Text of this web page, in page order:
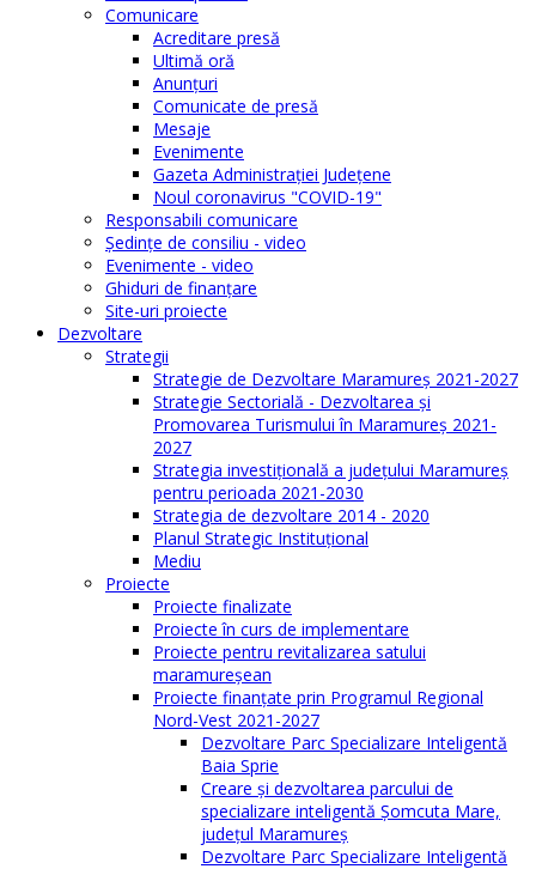
Comunicare
Acreditare presă
Ultimă oră
Anunţuri
Comunicate de presă
Mesaje
Evenimente
Gazeta Administraţiei Judeţene
Noul coronavirus "COVID-19"
Responsabili comunicare
Şedinţe de consiliu - video
Evenimente - video
Ghiduri de finanţare
Site-uri proiecte
Dezvoltare
Strategii
Strategie de Dezvoltare Maramureș 2021-2027
Strategie Sectorială - Dezvoltarea și
Promovarea Turismului în Maramureș 2021-
2027
Strategia investiţională a județului Maramureș
pentru perioada 2021-2030
Strategia de dezvoltare 2014 - 2020
Planul Strategic Instituţional
Mediu
Proiecte
Proiecte finalizate
Proiecte în curs de implementare
Proiecte pentru revitalizarea satului
maramureşean
Proiecte finanțate prin Programul Regional
Nord-Vest 2021-2027
Dezvoltare Parc Specializare Inteligentă
Baia Sprie
Creare și dezvoltarea parcului de
specializare inteligentă Șomcuta Mare,
județul Maramureș
Dezvoltare Parc Specializare Inteligentă